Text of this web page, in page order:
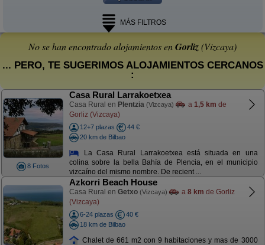
MÁS FILTROS
No se han encontrado alojamientos enGorliz(Vizcaya)
... PERO, TE SUGERIMOS ALOJAMIENTOS CERCANOS
:
8 Fotos
Casa Rural Larrakoetxea
Casa Rural en Plentzia (Vizcaya) a 1,5 km de
Gorliz (Vizcaya)
12+7 plazas
44 €
20 km de Bilbao
La Casa Rural Larrakoetxea está situada en una
colina sobre la bella Bahía de Plencia, en el municipio
vizcaíno del mismo nombre. De recient ...
Azkorri Beach House
Casa Rural en Getxo (Vizcaya) a 8 km de Gorliz
(Vizcaya)
6-24 plazas
40 €
18 km de Bilbao
Chalet de 661 m2 con 9 habitaciones y mas de 3000